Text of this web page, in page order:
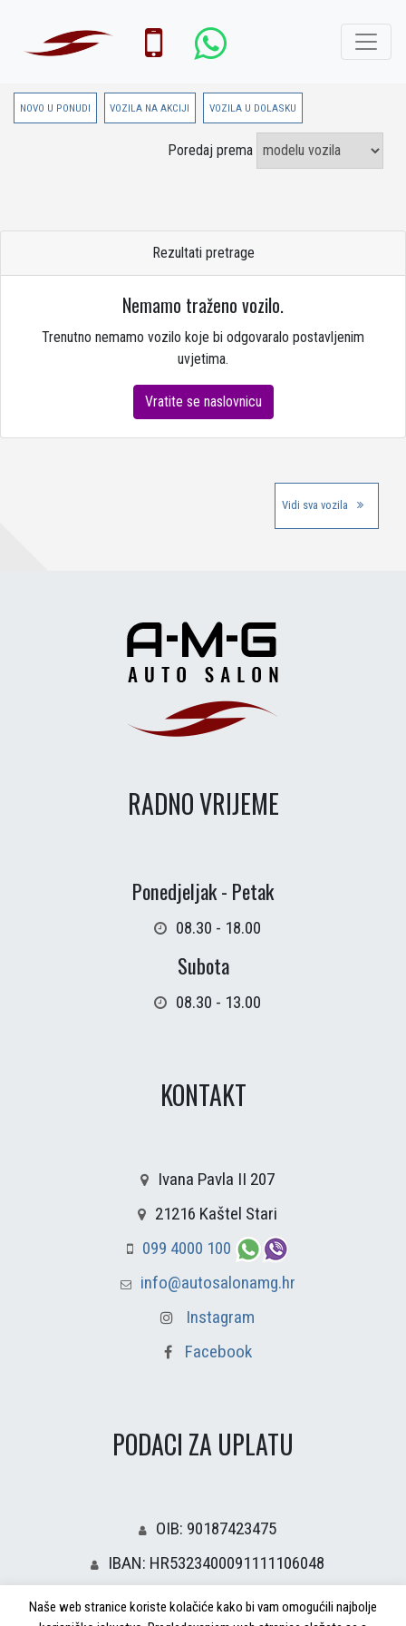
NOVO U PONUDI VOZILA NA AKCIJI VOZILA U DOLASKU
Poredaj prema
Rezultati pretrage
Nemamo traženo vozilo.
Trenutno nemamo vozilo koje bi odgovaralo postavljenim
uvjetima.
Vratite se naslovnicu
Vidi sva vozila
RADNO VRIJEME
Ponedjeljak - Petak
08.30 - 18.00
Subota
08.30 - 13.00
KONTAKT
Ivana Pavla II 207
21216 Kaštel Stari
099 4000 100
info@autosalonamg.hr
Instagram
Facebook
PODACI ZA UPLATU
OIB: 90187423475
IBAN: HR5323400091111106048
Naše web stranice koriste kolačiće kako bi vam omogućili najbolje